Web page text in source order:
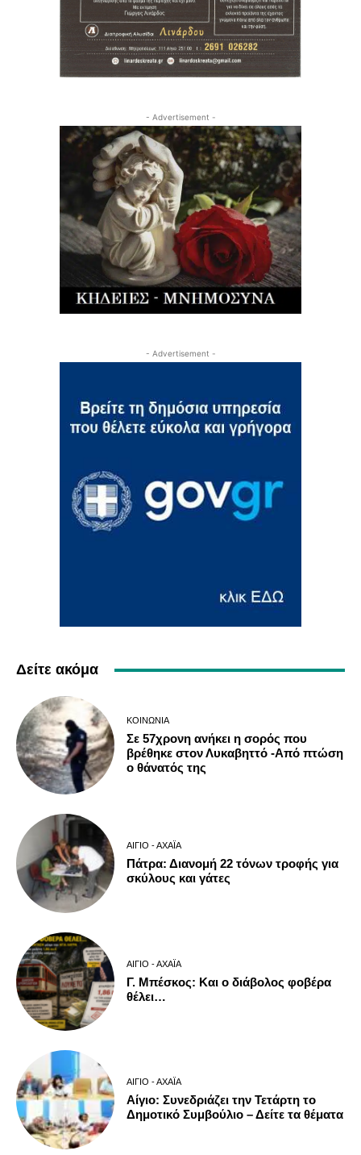
- Advertisement -
- Advertisement -
Δείτε ακόμα
ΚΟΙΝΩΝΊΑ
Σε 57χρονη ανήκει η σορός που
βρέθηκε στον Λυκαβηττό -Από πτώση
ο θάνατός της
ΑΊΓΙΟ - ΑΧΑΪ́Α
Πάτρα: Διανομή 22 τόνων τροφής για
σκύλους και γάτες
ΑΊΓΙΟ - ΑΧΑΪ́Α
Γ. Μπέσκος: Και ο διάβολος φοβέρα
θέλει…
ΑΊΓΙΟ - ΑΧΑΪ́Α
Αίγιο: Συνεδριάζει την Τετάρτη το
Δημοτικό Συμβούλιο – Δείτε τα θέματα